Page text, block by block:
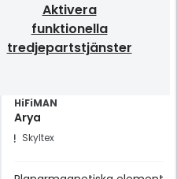
Aktivera
funktionella
tredjepartstjänster
HiFiMAN
Arya
Skyltex